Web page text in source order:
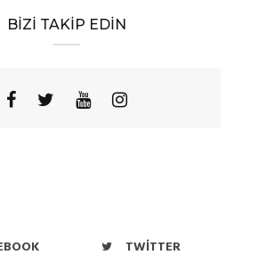
BİZİ TAKİP EDİN
TWITTER